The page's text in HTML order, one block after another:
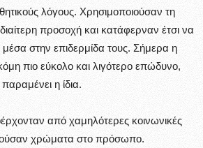
λόγους. Χρησιμοποιούσαν τη
προσοχή και κατάφερναν έτσι να
στην επιδερμίδα τους. Σήμερα η
πιο εύκολο και λιγότερο επώδυνο,
η ίδια.
από χαμηλότερες κοινωνικές
χρώματα στο πρόσωπο.